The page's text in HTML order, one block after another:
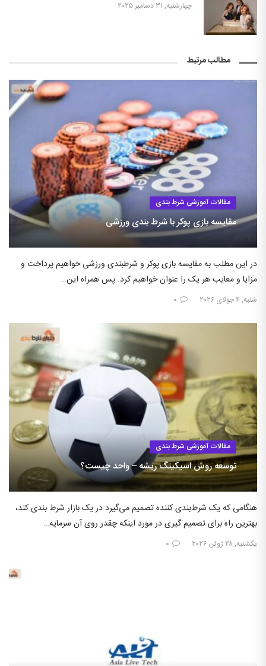
چهارشنبه, ۳۱ دسامبر ۲۰۲۵
مطالب مرتبط
مقالات آموزشی شرط بندی
مقایسه بازی پوکر با شرط بندی ورزشی
در این مطلب به مقایسه بازی پوکر و شرطبندی ورزشی خواهیم پرداخت و
مزایا و معایب هر یک را عنوان خواهیم کرد. پس همراه این…
شنبه, ۴ جولای ۲۰۲۶ ۰
مقالات آموزشی شرط بندی
توسعه روش اسیکینگ ریشه – واحد چیست؟
هنگامی که یک شرط‌بندی کننده تصمیم می‌گیرد در یک بازار شرط بندی کند،
بهترین راه برای تصمیم گیری در مورد اینکه چقدر روی آن سرمایه…
یکشنبه, ۲۸ ژوئن ۲۰۲۶ ۰